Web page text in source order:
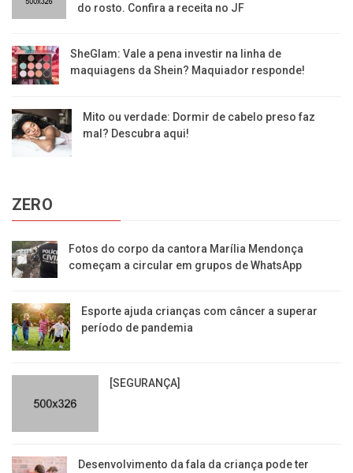
do rosto. Confira a receita no JF
SheGlam: Vale a pena investir na linha de
maquiagens da Shein? Maquiador responde!
Mito ou verdade: Dormir de cabelo preso faz
mal? Descubra aqui!
ZERO
Fotos do corpo da cantora Marília Mendonça
começam a circular em grupos de WhatsApp
Esporte ajuda crianças com câncer a superar
período de pandemia
[SEGURANÇA]
Desenvolvimento da fala da criança pode ter